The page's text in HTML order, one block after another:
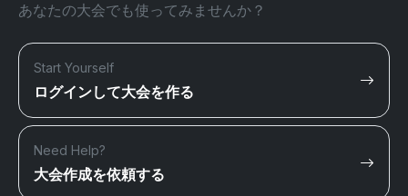
あなたの大会でも使ってみませんか？
Start Yourself
ログインして大会を作る
Need Help?
大会作成を依頼する